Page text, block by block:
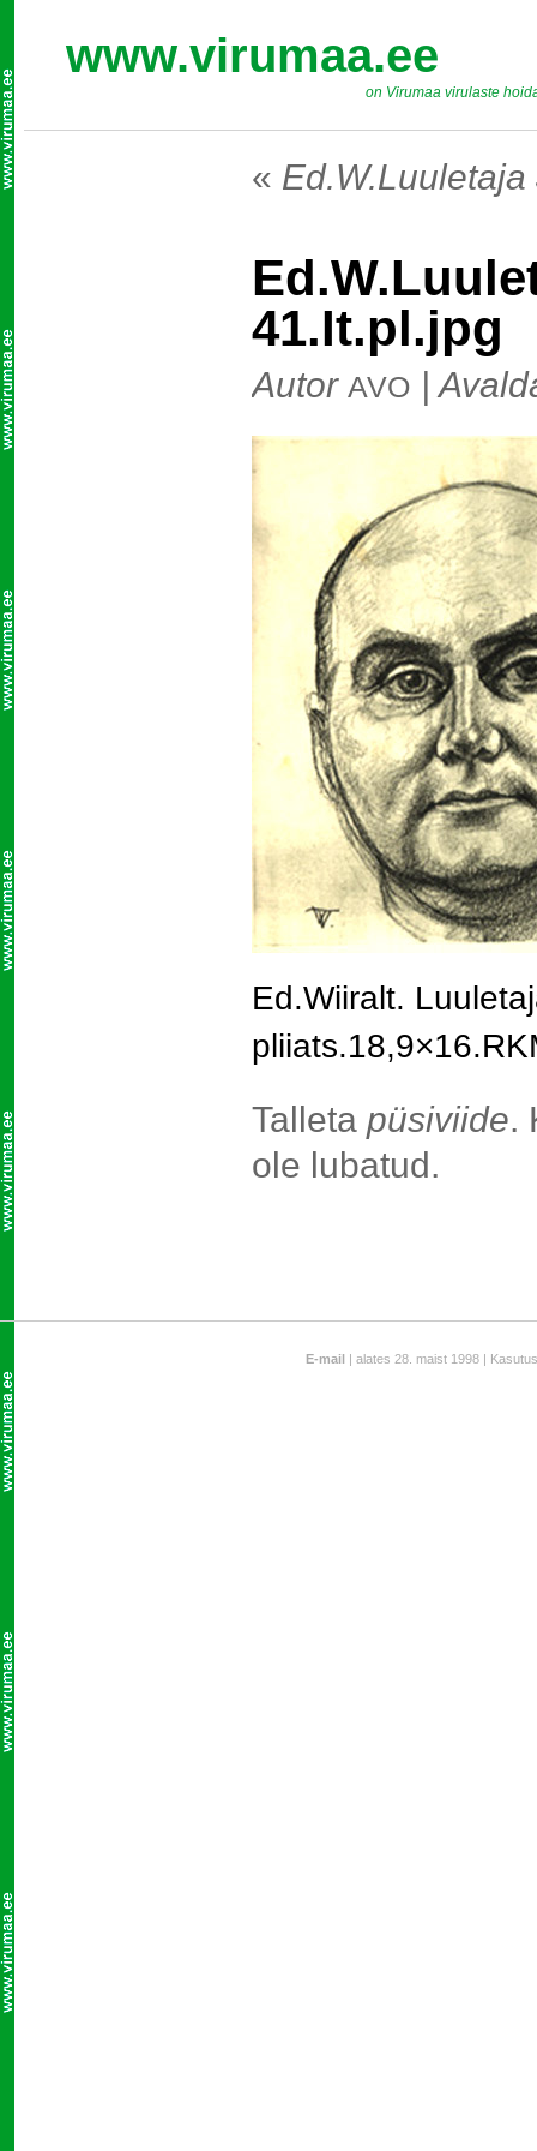
www.virumaa.ee
on Virumaa virulaste
«
41.It.pl.jpg
Autor AVO |
Ed.Wiiralt.
Talleta püsiviide.
ole lubatud.
E-mail | alates 28. maist 1998 |